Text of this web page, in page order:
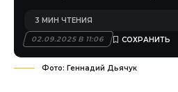
02.09.2025 В 11:06
3 МИН ЧТЕНИЯ
Фото: Геннадий Дьячук